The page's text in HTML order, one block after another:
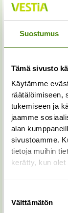
Suostumus
Tämä sivusto
Käytämme
räätälöimiseen,
tukemiseen ja
jaamme
alan
sivustoamme.
tietoja muihin
kerätty, kun
valinta
Välttämätön
Aihe *
Palautteen
Palaute *